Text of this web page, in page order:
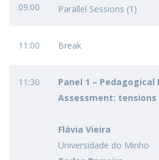
09:00 Parallel Sessions (1)
11:00 Break
11:30
Panel 1 –
Assessment: tensions
Flávia Vieira
Universidade do Minho